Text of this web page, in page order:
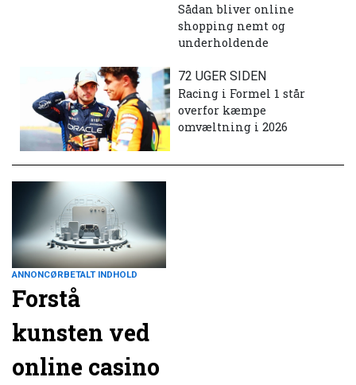
Sådan bliver online
shopping nemt og
underholdende
72 UGER SIDEN
Racing i Formel 1 står
overfor kæmpe
omvæltning i 2026
ANNONCØRBETALT INDHOLD
Forstå
kunsten ved
online casino